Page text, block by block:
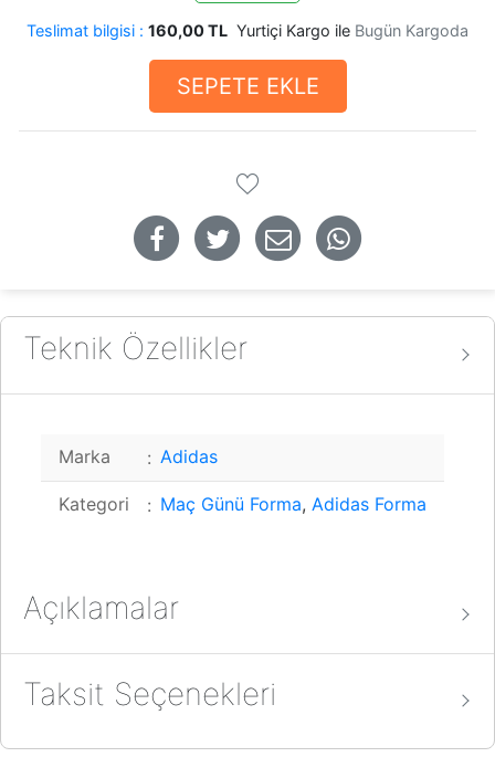
Teslimat bilgisi : 160,00 TL Yurtiçi Kargo ile Bugün Kargoda
SEPETE EKLE
Teknik Özellikler
Marka Adidas
Kategori Maç Günü Forma, Adidas Forma
Açıklamalar
Adidas T ICON25 JSY M JD9087
Taksit Seçenekleri